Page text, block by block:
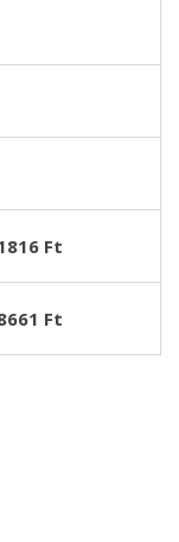
Ft
Ft